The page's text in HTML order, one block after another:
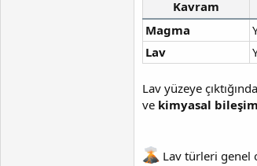
Kavram
Magma
Lav
Lav yüzeye
ve kimyasal bileşim
Lav türleri genel